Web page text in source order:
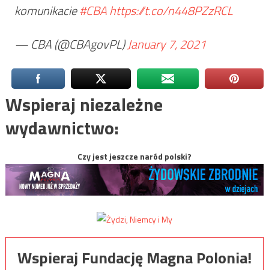
komunikacie#CBAhttps://t.co/n448PZzRCL
— CBA (@CBAgovPL)January 7, 2021
Wspieraj niezależne
wydawnictwo:
Czy jest jeszcze naród polski?
Wspieraj Fundację Magna Polonia!